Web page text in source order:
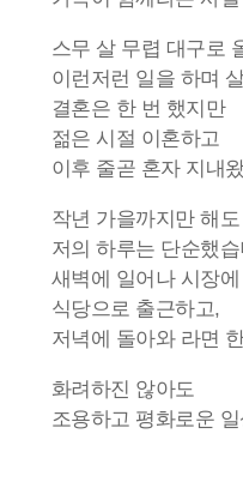
스무 살 무렵 대구로
이런저런 일을 하며
결혼은 한 번 했지만
젊은 시절 이혼하고
이후 줄곧 혼자 지내
작년 가을까지만 해도
저의 하루는 단순했
새벽에 일어나 시장에
식당으로 출근하고,
저녁에 돌아와 라면
화려하진 않아도
조용하고 평화로운